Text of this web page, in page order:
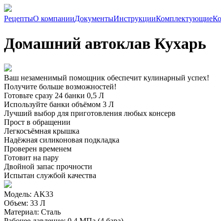
РецептыО компанииДокументыИнструкцииКомплектующие
Домашний автоклав Кухарь
Ваш незаменимый помощник обеспечит кулинарный успех!
Получите больше возможностей!
Готовьте сразу 24 банки 0,5 Л
Используйте банки объёмом 3 Л
Лучший выбор для приготовления любых консерв
Прост в обращении
Легкосъёмная крышка
Надёжная силиконовая подкладка
Проверен временем
Готовит на пару
Двойной запас прочности
Испытан службой качества
Модель: AK33
Объем: 33 Л
Материал: Cталь